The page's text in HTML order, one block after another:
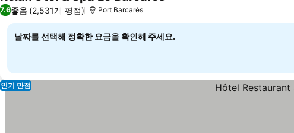
3 성급
7.6좋음 (2,531개 평점) Port Barcarès
날짜를 선택해 정확한 요금을 확인해 주세요.
인기 만점